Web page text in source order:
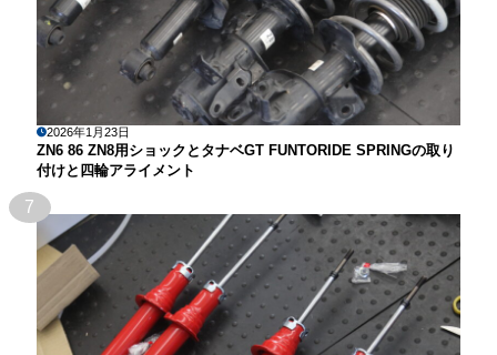
2026年1月23日
ZN6 86 ZN8用ショックとタナベGT FUNTORIDE SPRINGの取り
付けと四輪アライメント
7